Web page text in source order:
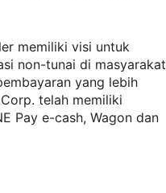
memiliki visi untuk
non-tunai di masyarakat
yang lebih
telah memiliki
Pay e-cash, Wagon dan